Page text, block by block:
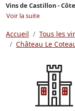
Vins de Castillon -
Voir la suite
Accueil Tous les
Château Le